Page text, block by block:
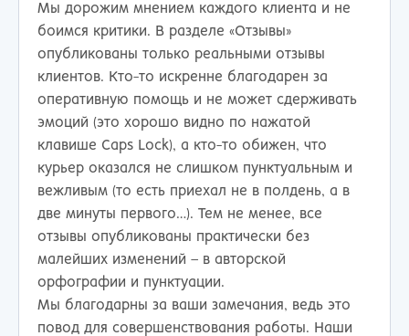
Мы дорожим мнением каждого клиента и не
боимся критики. В разделе «Отзывы»
опубликованы только реальными отзывы
клиентов. Кто-то искренне благодарен за
оперативную помощь и не может сдерживать
эмоций (это хорошо видно по нажатой
клавише Caps Lock), а кто-то обижен, что
курьер оказался не слишком пунктуальным и
вежливым (то есть приехал не в полдень, а в
две минуты первого…). Тем не менее, все
отзывы опубликованы практически без
малейших изменений – в авторской
орфографии и пунктуации.
Мы благодарны за ваши замечания, ведь это
повод для совершенствования работы. Наши